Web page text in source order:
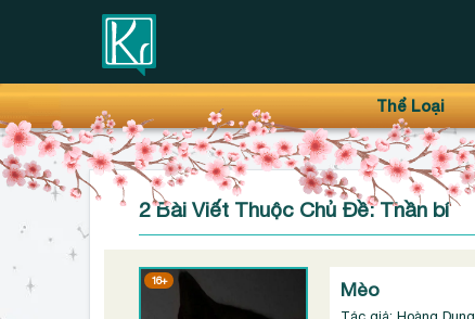
qua
Thanh điều hướng trên
Thể Loại
2 Bài Viết Thuộc Chủ Đề: Thần bí
16+ Mèo